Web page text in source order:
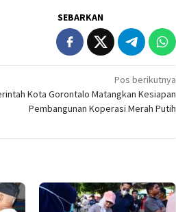
SEBARKAN
Pos berikutnya
Kota Gorontalo Matangkan Kesiapan
Pembangunan Koperasi Merah Putih